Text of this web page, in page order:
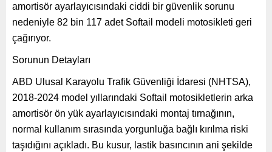
amortisör ayarlayıcısındaki ciddi bir güvenlik sorunu
nedeniyle 82 bin 117 adet Softail modeli motosikleti geri
çağırıyor.
Sorunun Detayları
ABD Ulusal Karayolu Trafik Güvenliği İdaresi (NHTSA),
2018-2024 model yıllarındaki Softail motosikletlerin arka
amortisör ön yük ayarlayıcısındaki montaj tırnağının,
normal kullanım sırasında yorgunluğa bağlı kırılma riski
taşıdığını açıkladı. Bu kusur, lastik basıncının ani şekilde